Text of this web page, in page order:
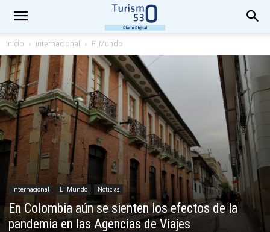
Inicio internacional El Mundo
internacional El Mundo Noticias
En Colombia aún se sienten los efectos de la
pandemia en las Agencias de Viajes